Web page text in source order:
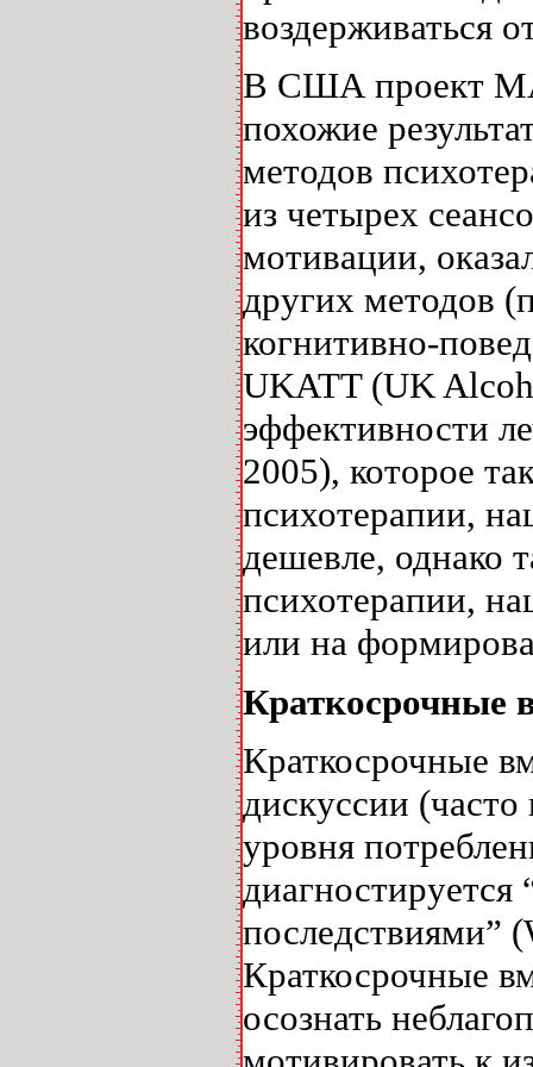
воздерживаться
В США проект
похожие
методов
из четырех
мотивации,
других методов
когнитивно-
UKATT (UK
эффективности
2005), которое
психотерапии,
дешевле, однако
психотерапии,
или на
Краткосрочные
Краткосрочные
дискуссии
уровня
диагностируется
последствиями”
Краткосрочные
осознать